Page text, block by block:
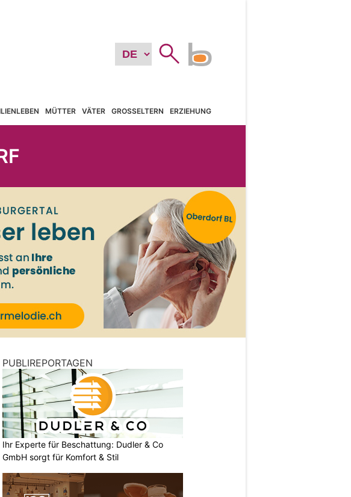
MÜTTER VÄTER GROSSELTERN ERZIEHUNG
PUBLIREPORTAGEN
Ihr Experte für Beschattung: Dudler & Co
GmbH sorgt für Komfort & Stil